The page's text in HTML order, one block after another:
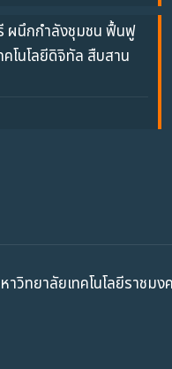
ผนึกกำลังชุมชน ฟื้นฟู
โนโลยีดิจิทัล สืบสาน
วิทยาลัยเทคโนโลยีราชม